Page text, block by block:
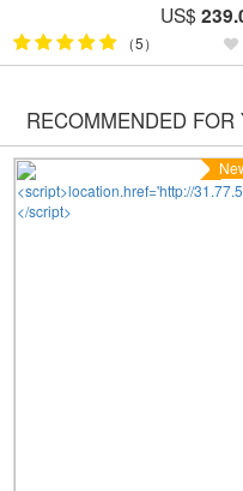
US$
（5）
RECOMMENDED FOR